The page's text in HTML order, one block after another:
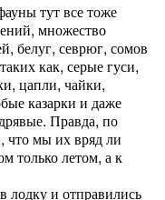
тут все тоже
множество
белуг, севрюг, сомов
как, серые гуси,
цапли, чайки,
казарки и даже
Правда, по
что мы их вряд ли
только летом, а к
лодку и отправились